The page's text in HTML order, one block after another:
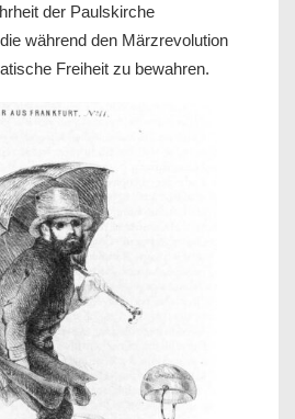
der Paulskirche
während den Märzrevolution
Freiheit zu bewahren.